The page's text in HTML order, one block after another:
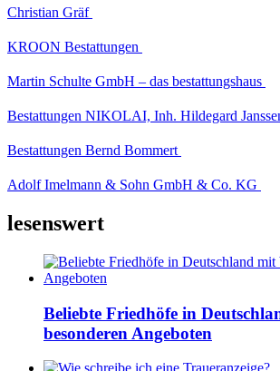
Christian Gräf
KROON Bestattungen
Martin Schulte GmbH – das bestattungshaus
Bestattungen NIKOLAI, Inh. Hildegard
Bestattungen Bernd Bommert
Adolf Imelmann & Sohn GmbH & Co. KG
lesenswert
Beliebte Friedhöfe in
besonderen Angeboten